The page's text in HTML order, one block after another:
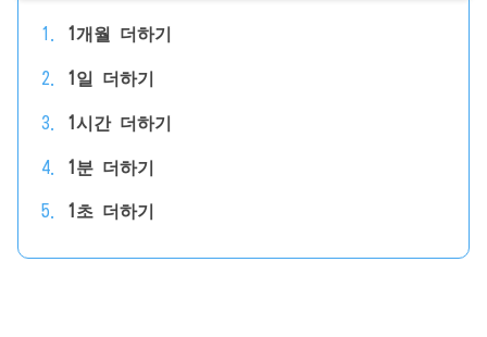
1개월 더하기
1일 더하기
1시간 더하기
1분 더하기
1초 더하기